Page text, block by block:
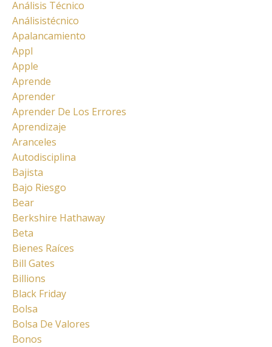
Análisis Técnico
Análisistécnico
Apalancamiento
Appl
Apple
Aprende
Aprender
Aprender De Los Errores
Aprendizaje
Aranceles
Autodisciplina
Bajista
Bajo Riesgo
Bear
Berkshire Hathaway
Beta
Bienes Raíces
Bill Gates
Billions
Black Friday
Bolsa
Bolsa De Valores
Bonos